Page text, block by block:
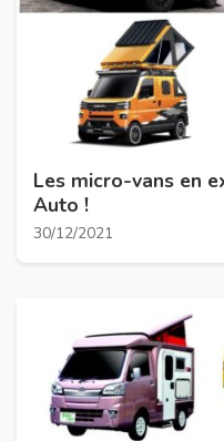
Les micro-vans en
Auto !
30/12/2021